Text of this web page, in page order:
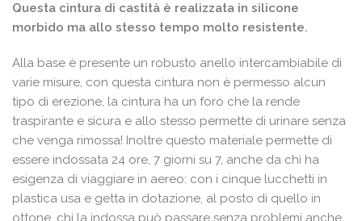
originale
era:
attuale
è:
Questa cintura di castità è realizzata in silicone
morbido ma allo stesso tempo molto resistente.
Alla base è presente un robusto anello intercambiabile di
varie misure, con questa cintura non è permesso alcun
tipo di erezione, la cintura ha un foro che la rende
traspirante e sicura e allo stesso permette di urinare senza
che venga rimossa! Inoltre questo materiale permette di
essere indossata 24 ore, 7 giorni su 7, anche da chi ha
esigenza di viaggiare in aereo: con i cinque lucchetti in
plastica usa e getta in dotazione, al posto di quello in
ottone, chi la indossa può passare senza problemi anche